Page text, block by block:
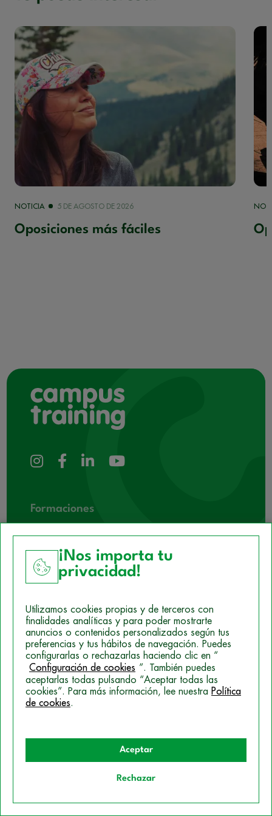
NOTICIA 5 DE AGOSTO DE 2026
Oposiciones más fáciles
Formaciones
FP Oficial
Pruebas Libres
Oposiciones
Tu centro
Historia
Metodología
Premios y certificaciones
¡Nos importa tu
privacidad!
Utilizamos cookies propias y de terceros con
finalidades analíticas y para poder mostrarte
anuncios o contenidos personalizados según tus
preferencias y tus hábitos de navegación. Puedes
configurarlas o rechazarlas haciendo clic en “
Configuración de cookies ”. También puedes
aceptarlas todas pulsando “Aceptar todas las
cookies”. Para más información, lee nuestra Política
de cookies.
Aceptar
Rechazar